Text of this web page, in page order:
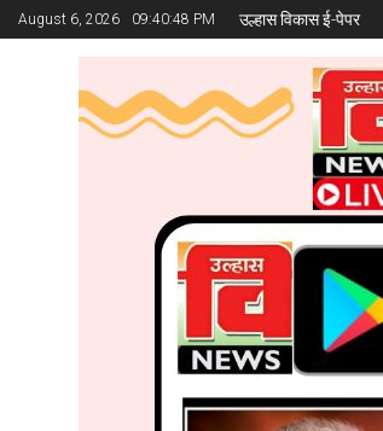
August 6, 2026 09:40:49 PM उल्हास विकास ई-पेपर